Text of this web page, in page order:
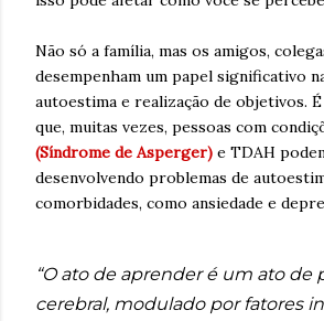
Não só a família, mas os amigos,
desempenham um papel significativo
autoestima e realização de objetivos.
que, muitas vezes, pessoas com
(Síndrome de Asperger) e TDAH
desenvolvendo problemas de
comorbidades, como ansiedade e
“O ato de aprender é um ato de
cerebral, modulado por fatores